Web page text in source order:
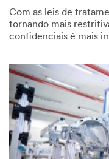
Com as leis de
tornando mais
confidenciais é mais